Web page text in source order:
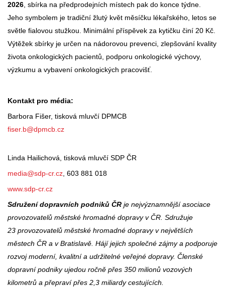
2026 , sbírka na předprodejních místech pak do konce týdne.
Jeho symbolem je tradiční žlutý květ měsíčku lékařského, letos se
světle fialovou stužkou. Minimální příspěvek za kytičku činí 20 Kč.
Výtěžek sbírky je určen na nádorovou prevenci, zlepšování kvality
života onkologických pacientů, podporu onkologické výchovy,
výzkumu a vybavení onkologických pracovišť.
Kontakt pro média:
Barbora Fišer, tisková mluvčí DPMCB
fiser.b@dpmcb.cz
Linda Hailichová, tisková mluvčí SDP ČR
media@sdp-cr.cz , 603 881 018
www.sdp-cr.cz
Sdružení dopravních podniků ČR je nejvýznamnější asociace
provozovatelů městské hromadné dopravy v ČR. Sdružuje
23 provozovatelů městské hromadné dopravy v největších
městech ČR a v Bratislavě. Hájí jejich společné zájmy a podporuje
rozvoj moderní, kvalitní a udržitelné veřejné dopravy. Členské
dopravní podniky ujedou ročně přes 350 milionů vozových
kilometrů a přepraví přes 2,3 miliardy cestujících.